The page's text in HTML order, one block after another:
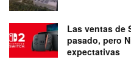
Las ventas de
pasado, pero
expectativas